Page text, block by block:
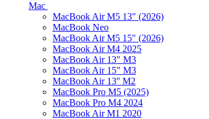
Mac
MacBook Air M5 13" (2026)
MacBook Neo
MacBook Air M5 15" (2026)
MacBook Air M4 2025
MacBook Air 13" M3
MacBook Air 15" M3
MacBook Air 13'' M2
MacBook Pro M5 (2025)
MacBook Pro M4 2024
MacBook Air M1 2020